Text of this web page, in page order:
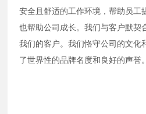
安全且舒适的工作环境，帮助员工
也帮助公司成长。我们与客户默契
我们的客户。我们恪守公司的文化
了世界性的品牌名度和良好的声誉。